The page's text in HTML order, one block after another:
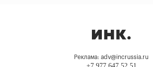
Реклама: adv@incrussia.ru